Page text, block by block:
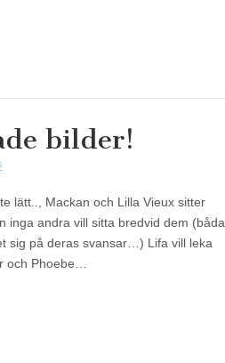
bilder!
lätt.., Mackan och Lilla Vieux sitter
inga andra vill sitta bredvid dem (båda
sig på deras svansar…) Lifa vill leka
och Phoebe…